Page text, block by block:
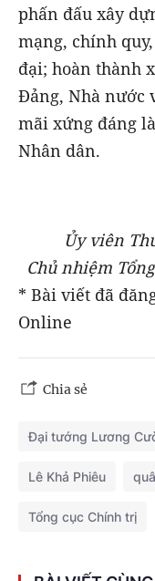
phấn đấu xây
mạng, chính
đại; hoàn thành
Đảng, Nhà nước
mãi xứng đáng
Nhân dân.
Ủy viên
Chủ nhiệm
* Bài viết đã
Online
Chia sẻ
Đại tướng Lương
Lê Khả Phiêu
Tổng cục Chính trị